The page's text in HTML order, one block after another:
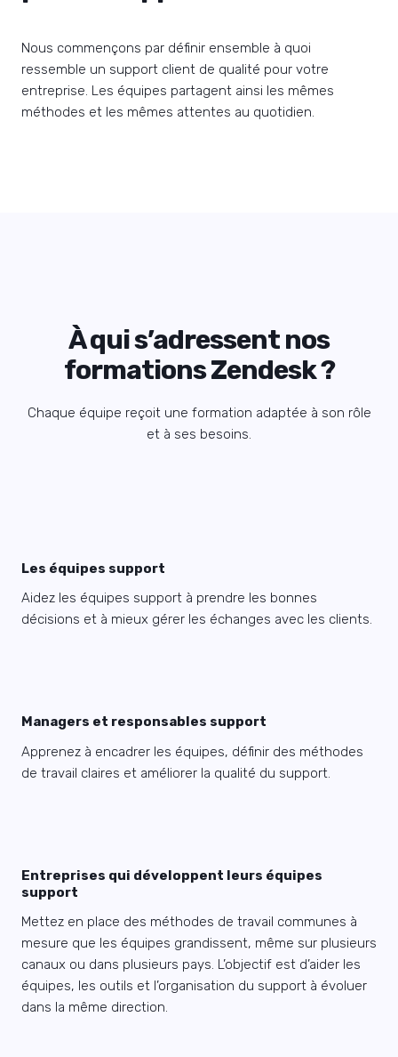
Nous commençons par définir ensemble à quoi
ressemble un support client de qualité pour votre
entreprise. Les équipes partagent ainsi les mêmes
méthodes et les mêmes attentes au quotidien.
À qui s’adressent nos
formations Zendesk ?
Chaque équipe reçoit une formation adaptée à son rôle
et à ses besoins.
Les équipes support
Aidez les équipes support à prendre les bonnes
décisions et à mieux gérer les échanges avec les clients.
Managers et responsables support
Apprenez à encadrer les équipes, définir des méthodes
de travail claires et améliorer la qualité du support.
Entreprises qui développent leurs équipes
support
Mettez en place des méthodes de travail communes à
mesure que les équipes grandissent, même sur plusieurs
canaux ou dans plusieurs pays. L’objectif est d’aider les
équipes, les outils et l’organisation du support à évoluer
dans la même direction.